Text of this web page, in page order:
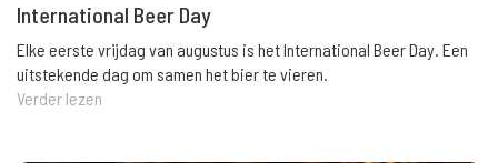
International Beer Day
Elke eerste vrijdag van augustus is het International Beer Day. Een
uitstekende dag om samen het bier te vieren.
Verder lezen